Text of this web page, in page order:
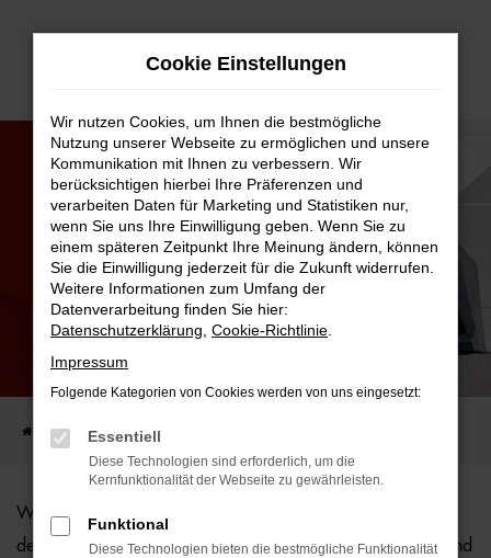
Zum
MIT TEAMGEIST ZUM TITEL:
OSTERMAIER GEWINNT DEN VW EXCELLENCE CUP!
Startseite AUTO-FAMILIE
Wir freuen uns riesig: Das Autohaus Ostermaier wurde mit
dem
Volkswagen Excellence Cup 2024ausgezeichnet – und
Cookie Einstellungen
Wir nutzen Cookies, um Ihnen die bestmögliche
Nutzung unserer Webseite zu ermöglichen und unsere
Kommunikation mit Ihnen zu verbessern. Wir
berücksichtigen hierbei Ihre Präferenzen und
verarbeiten Daten für Marketing und Statistiken nur,
wenn Sie uns Ihre Einwilligung geben. Wenn Sie zu
einem späteren Zeitpunkt Ihre Meinung ändern, können
Sie die Einwilligung jederzeit für die Zukunft widerrufen.
Weitere Informationen zum Umfang der
Datenverarbeitung finden Sie hier:
Datenschutzerklärung Cookie-Richtlinie
Impressum
Folgende Kategorien von Cookies werden von uns eingesetzt:
Essentiell
Diese Technologien sind erforderlich, um die
Kernfunktionalität der Webseite zu gewährleisten.
Funktional
Diese Technologien bieten die bestmögliche Funktionalität